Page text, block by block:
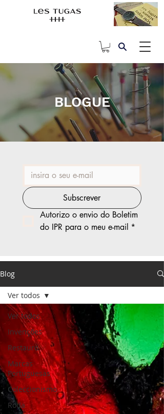
BLOGUE
Subscrever
Autorizo o envio do Boletim
do IPR para o meu e-mail *
Blog
Ver todos
Invenções
Restauro
Marcas
Portuguesas
Coleccionismo
Roda
Ver todos